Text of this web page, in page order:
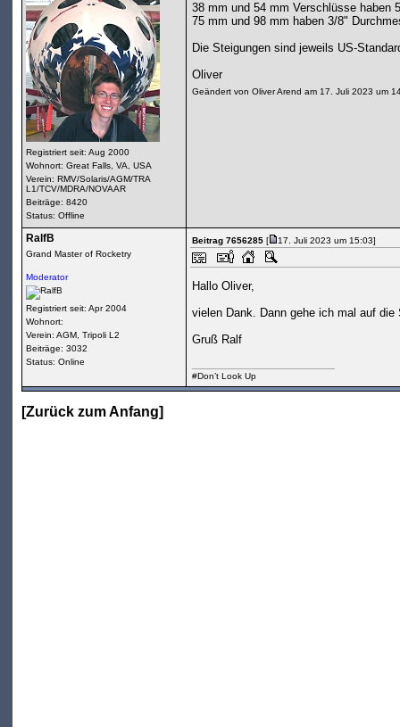
Registriert seit: Aug 2000
Wohnort: Great Falls, VA, USA
Verein: RMV/Solaris/AGM/TRA
L1/TCV/MDRA/NOVAAR
Beiträge: 8420
Status: Offline
38 mm und 54 mm Verschlüsse haben
75 mm und 98 mm haben 3/8"
Die Steigungen sind jeweils US-
Oliver
Geändert von Oliver Arend am 17. Juli 2023 um
RalfB
Grand Master of Rocketry
Moderator
Registriert seit: Apr 2004
Wohnort:
Verein: AGM, Tripoli L2
Beiträge: 3032
Status: Online
Beitrag 7656285[ 17. Juli 2023 um 15:03]
Hallo Oliver,
vielen Dank. Dann gehe ich mal auf die
Gruß Ralf
#Don’t Look Up
[Zurück zum Anfang]